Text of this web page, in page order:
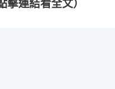
擊連結看全文）